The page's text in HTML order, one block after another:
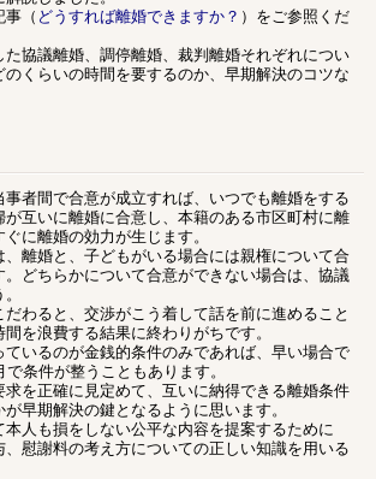
事（ どうすれば離婚できますか？ ）をご参照くだ
協議離婚、調停離婚、裁判離婚それぞれについ
くらいの時間を要するのか、早期解決のコツな
者間で合意が成立すれば、いつでも離婚をする
が互いに離婚に合意し、本籍のある市区町村に離
に離婚の効力が生じます。
離婚と、子どもがいる場合には親権について合
どちらかについて合意ができない場合は、協議
わると、交渉がこう着して話を前に進めること
を浪費する結果に終わりがちです。
いるのが金銭的条件のみであれば、早い場合で
条件が整うこともあります。
を正確に見定めて、互いに納得できる離婚条件
早期解決の鍵となるように思います。
人も損をしない公平な内容を提案するために
、慰謝料の考え方についての正しい知識を用いる